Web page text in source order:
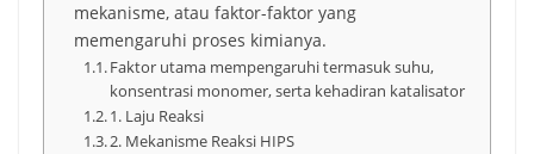
mekanisme, atau faktor-faktor yang
memengaruhi proses kimianya.
Faktor utama mempengaruhi termasuk suhu,
konsentrasi monomer, serta kehadiran katalisator
1. Laju Reaksi
2. Mekanisme Reaksi HIPS